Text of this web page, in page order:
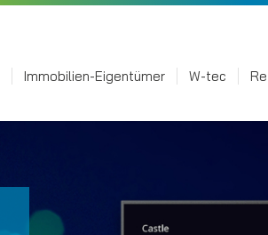
Immobilien-Eigentümer W-tec